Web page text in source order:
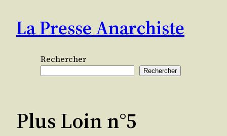
contenu
La Presse Anarchiste
Rechercher
Rechercher
Plus Loin n°5